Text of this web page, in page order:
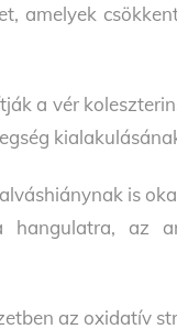
amelyek
a vér
is
az
az oxidatív